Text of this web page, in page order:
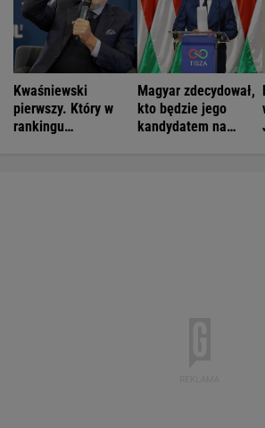
Kwaśniewski
pierwszy. Który w
rankingu
Magyar zdecydował,
kto będzie jego
kandydatem na